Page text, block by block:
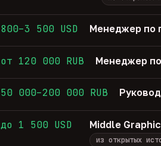
800–3 500 USD Менеджер по
от 120 000 RUB Менеджер
50 000–200 000 RUB
до 1 500 USD Middle
из открытых